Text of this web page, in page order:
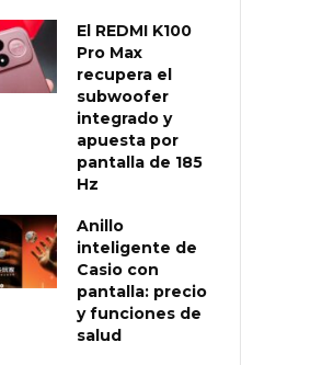
El REDMI K100
Pro Max
recupera el
subwoofer
integrado y
apuesta por
pantalla de 185
Hz
Anillo
inteligente de
Casio con
pantalla: precio
y funciones de
salud